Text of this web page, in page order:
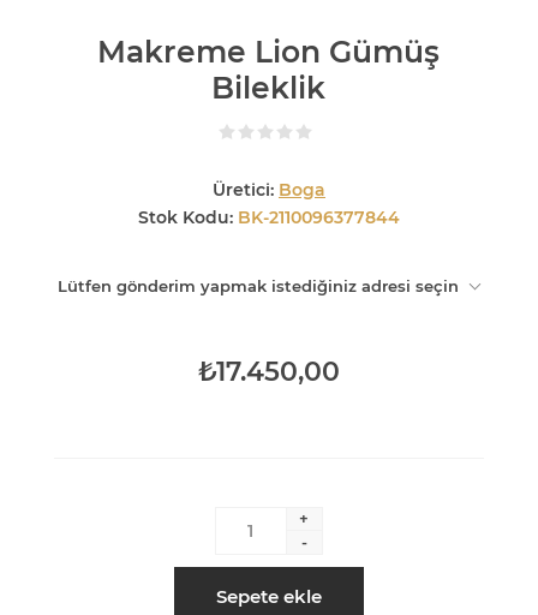
Makreme Lion Gümüş
Bileklik
Üretici: Boga
Stok Kodu: BK-2110096377844
Lütfen gönderim yapmak istediğiniz adresi seçin
₺17.450,00
+
-
Sepete ekle